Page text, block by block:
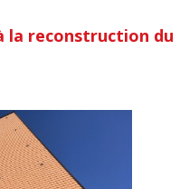
la reconstruction du